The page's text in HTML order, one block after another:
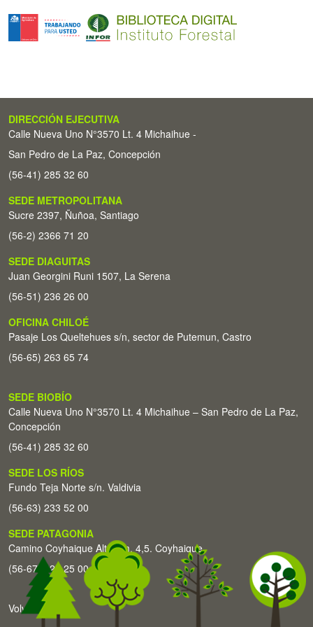
DIRECCIÓN EJECUTIVA
Calle Nueva Uno N°3570 Lt. 4 Michaihue -
San Pedro de La Paz, Concepción
(56-41) 285 32 60
SEDE METROPOLITANA
Sucre 2397, Ñuñoa, Santiago
(56-2) 2366 71 20
SEDE DIAGUITAS
Juan Georgini Runi 1507, La Serena
(56-51) 236 26 00
OFICINA CHILOÉ
Pasaje Los Queltehues s/n, sector de Putemun, Castro
(56-65) 263 65 74
SEDE BIOBÍO
Calle Nueva Uno N°3570 Lt. 4 Michaihue – San Pedro de La Paz,
Concepción
(56-41) 285 32 60
SEDE LOS RÍOS
Fundo Teja Norte s/n. Valdivia
(56-63) 233 52 00
SEDE PATAGONIA
Camino Coyhaique Alto Km. 4,5. Coyhaique
(56-67) 226 25 00
Volver arriba